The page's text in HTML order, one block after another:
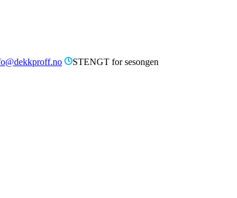
STENGT for sesongen